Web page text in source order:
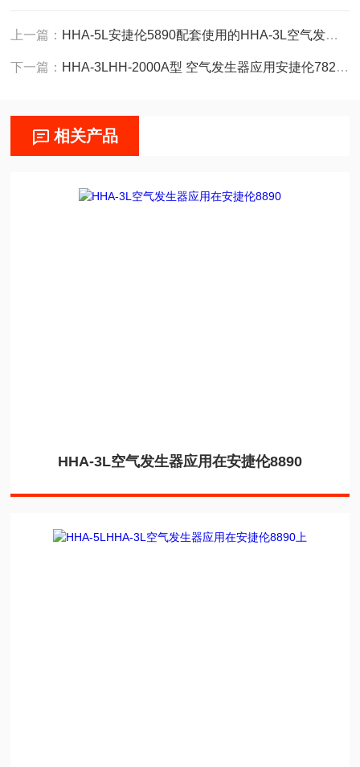
上一篇： HHA-5L安捷伦5890配套使用的HHA-3L空气发生器
下一篇： HHA-3LHH-2000A型 空气发生器应用安捷伦7820A
相关产品
HHA-3L空气发生器应用在安捷伦8890